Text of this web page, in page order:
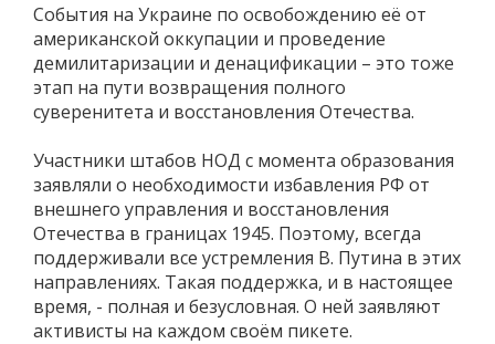
События на Украине по освобождению её от
американской оккупации и проведение
демилитаризации и денацификации – это тоже
этап на пути возвращения полного
суверенитета и восстановления Отечества.
Участники штабов НОД с момента образования
заявляли о необходимости избавления РФ от
внешнего управления и восстановления
Отечества в границах 1945. Поэтому, всегда
поддерживали все устремления В. Путина в этих
направлениях. Такая поддержка, и в настоящее
время, - полная и безусловная. О ней заявляют
активисты на каждом своём пикете.